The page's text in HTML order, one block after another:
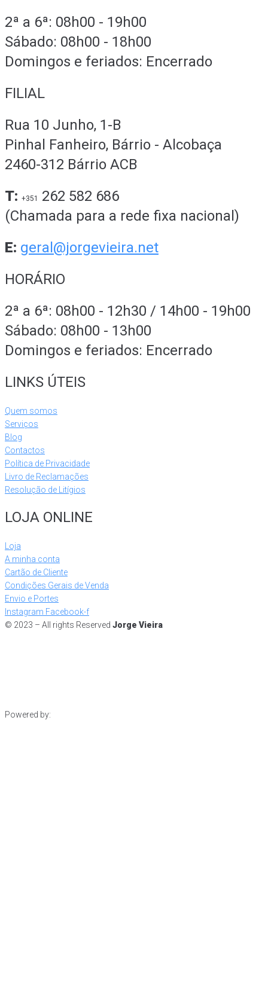
2ª a 6ª: 08h00 - 19h00
Sábado: 08h00 - 18h00
Domingos e feriados: Encerrado
FILIAL
Rua 10 Junho, 1-B
Pinhal Fanheiro, Bárrio - Alcobaça
2460-312 Bárrio ACB
T: +351
262 582 686
(Chamada para a rede fixa nacional)
E: geral@jorgevieira.net
HORÁRIO
2ª a 6ª: 08h00 - 12h30 / 14h00 - 19h00
Sábado: 08h00 - 13h00
Domingos e feriados: Encerrado
LINKS ÚTEIS
Quem somos
Serviços
Blog
Contactos
Política de Privacidade
Livro de Reclamações
Resolução de Litígios
LOJA ONLINE
Loja
A minha conta
Cartão de Cliente
Condições Gerais de Venda
Envio e Portes
Instagram Facebook-f
© 2023 – All rights Reserved Jorge Vieira
Powered by: